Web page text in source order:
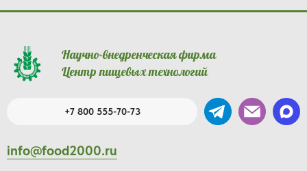
Научно-внедренческая фирма
Центр пищевых технологий
+7 800 555-70-73
info@food2000.ru